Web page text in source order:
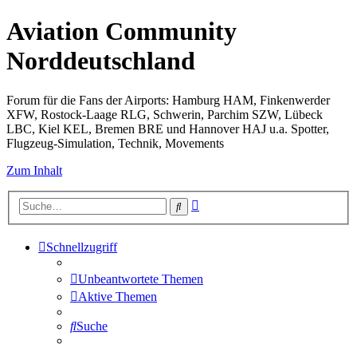
Aviation Community
Norddeutschland
Forum für die Fans der Airports: Hamburg HAM, Finkenwerder
XFW, Rostock-Laage RLG, Schwerin, Parchim SZW, Lübeck
LBC, Kiel KEL, Bremen BRE und Hannover HAJ u.a. Spotter,
Flugzeug-Simulation, Technik, Movements
Zum Inhalt
Suche
Schnellzugriff
Unbeantwortete Themen
Aktive Themen
Suche